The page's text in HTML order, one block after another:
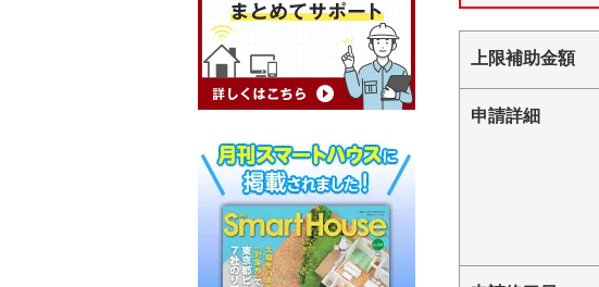
上限補助金額
申請詳細